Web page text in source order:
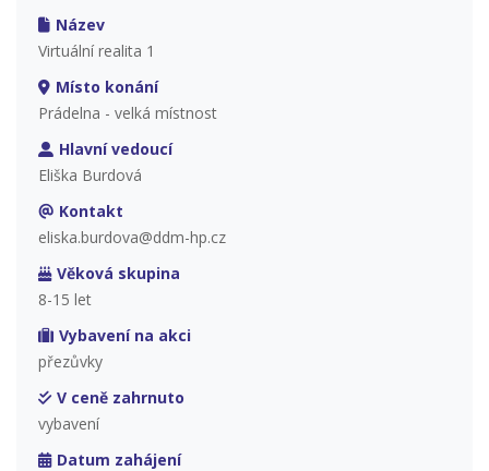
Název
Virtuální realita 1
Místo konání
Prádelna - velká místnost
Hlavní vedoucí
Eliška Burdová
Kontakt
eliska.burdova@ddm-hp.cz
Věková skupina
8-15 let
Vybavení na akci
přezůvky
V ceně zahrnuto
vybavení
Datum zahájení